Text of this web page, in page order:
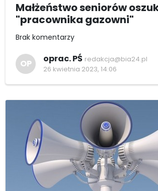
Małżeństwo seniorów
"pracownika gazowni"
Brak komentarzy
OP oprac. PŚ redakcja@bia24.pl
26 kwietnia 2023, 14:06